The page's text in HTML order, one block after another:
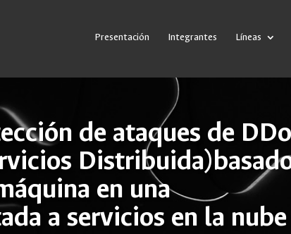
Presentación Integrantes Líneas
de ataques de
en una
a servicios en la nube